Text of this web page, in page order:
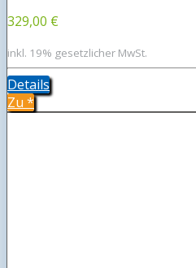
329,00 €
inkl. 19% gesetzlicher MwSt.
Details
Zu *